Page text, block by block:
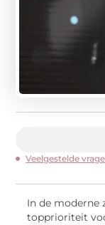
Veelgestelde
In de moderne
topprioriteit